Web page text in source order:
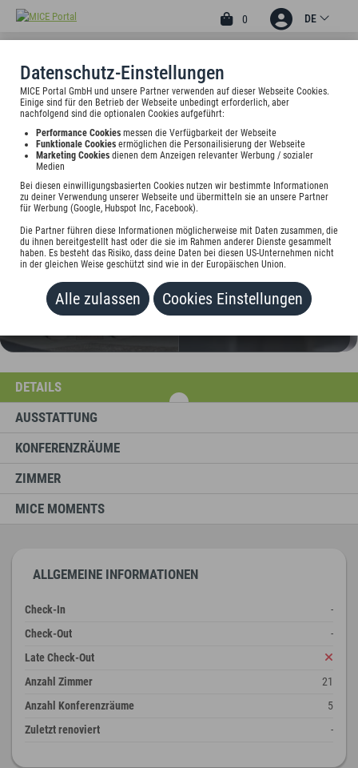
Datenschutz-Einstellungen
MICE Portal GmbH und unsere Partner verwenden auf dieser Webseite Cookies.
Einige sind für den Betrieb der Webseite unbedingt erforderlich, aber
nachfolgend sind die optionalen Cookies aufgeführt:
Performance Cookies messen die Verfügbarkeit der Webseite
Funktionale Cookies ermöglichen die Personailisierung der Webseite
Marketing Cookies dienen dem Anzeigen relevanter Werbung / sozialer
Medien
Bei diesen einwilligungsbasierten Cookies nutzen wir bestimmte Informationen
zu deiner Verwendung unserer Webseite und übermitteln sie an unsere Partner
für Werbung (Google, Hubspot Inc, Facebook).
Die Partner führen diese Informationen möglicherweise mit Daten zusammen, die
du ihnen bereitgestellt hast oder die sie im Rahmen anderer Dienste gesammelt
haben. Es besteht das Risiko, dass deine Daten bei diesen US-Unternehmen nicht
in der gleichen Weise geschützt sind wie in der Europäischen Union.
Alle zulassen Cookies Einstellungen
0 DE
4
AAAA HOTELWELT KÜBLER
Bismarckstr. 39-43, 76133 Karlsruhe, Deutschland
HINZUFÜGEN
DETAILS
AUSSTATTUNG
KONFERENZRÄUME
ZIMMER
MICE MOMENTS
ALLGEMEINE INFORMATIONEN
Check-In
-
Check-Out
-
Late Check-Out
Anzahl Zimmer
21
Anzahl Konferenzräume
5
Zuletzt renoviert
-